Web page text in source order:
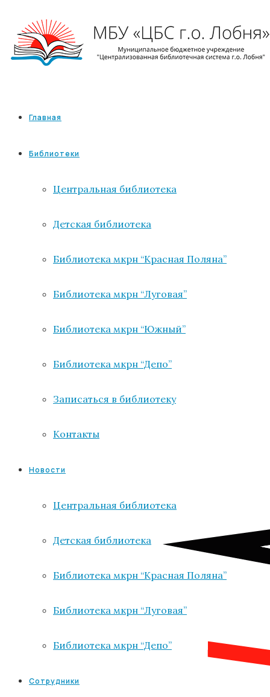
Главная
Библиотеки
Центральная библиотека
Детская библиотека
Библиотека мкрн “Красная Поляна”
Библиотека мкрн “Луговая”
Библиотека мкрн “Южный”
Библиотека мкрн “Депо”
Записаться в библиотеку
Контакты
Новости
Центральная библиотека
Детская библиотека
Библиотека мкрн “Красная Поляна”
Библиотека мкрн “Луговая”
Библиотека мкрн “Депо”
Сотрудники